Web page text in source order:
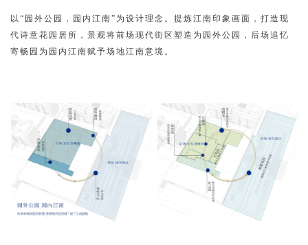
以“园外公园，园内江南”为设计理念。提炼江南印象画面，打造现
代诗意花园居所，景观将前场现代街区塑造为园外公园，后场追忆
寄畅园为园内江南赋予场地江南意境。